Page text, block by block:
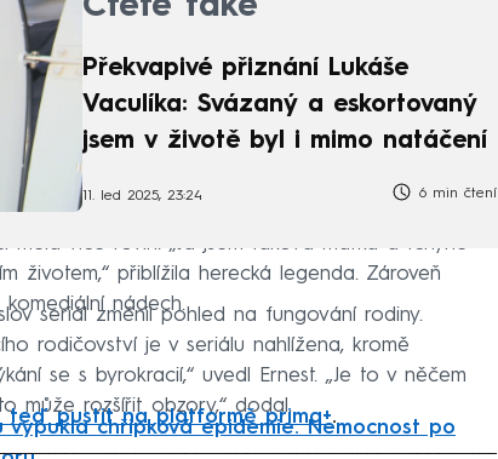
Čtěte také
Překvapivé přiznání Lukáše
Vaculíka: Svázaný a eskortovaný
jsem v životě byl i mimo natáčení
11. led 2025, 23:24 6 min čtení
měla více rovin. „Já jsem taková matka a tchýně
životem,“ přiblížila herecká legenda. Zároveň
nádech.
seriál změnil pohled na fungování rodiny.
rodičovství je v seriálu nahlížena, kromě
se s byrokracií,“ uvedl Ernest. „Je to v něčem
může rozšířit obzory,“ dodal.
teď pustit na platformě prima+.
vypukla chřipková epidemie. Nemocnost po